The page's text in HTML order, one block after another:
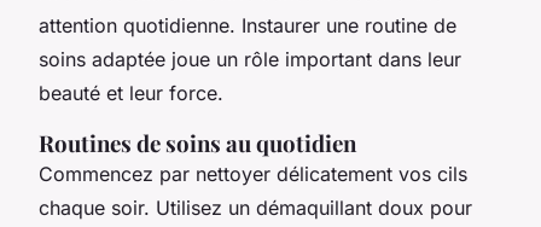
attention quotidienne. Instaurer une routine de
soins adaptée joue un rôle important dans leur
beauté et leur force.
Routines de soins au quotidien
Commencez par nettoyer délicatement vos cils
chaque soir. Utilisez un démaquillant doux pour